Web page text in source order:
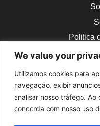
We value your
Utilizamos cookies para
navegação, exibir
analisar nosso tráfego. Ao
concorda com nosso uso
Politica